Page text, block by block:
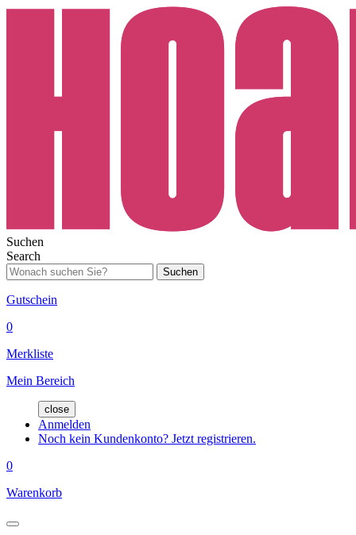
Suchen
Search
Suchen
Gutschein
0
Merkliste
Mein Bereich
close
Anmelden
Noch kein Kundenkonto? Jetzt registrieren.
0
Warenkorb